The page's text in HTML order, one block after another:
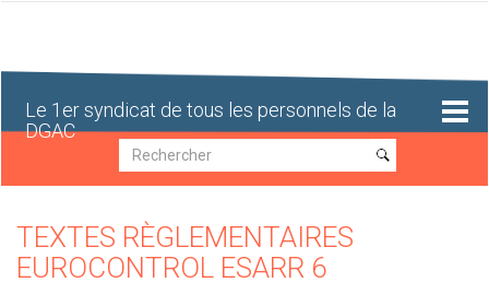
Le 1er syndicat de tous les personnels de la
DGAC
Recherche
Recherche
TEXTES RÈGLEMENTAIRES
EUROCONTROL ESARR 6